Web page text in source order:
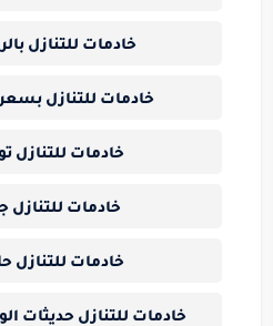
خادمات للتنازل
خادمات للتنازل
خادمات للتنازل
خادمات للتنازل
خادمات للتنازل
خادمات للتنازل حديثات